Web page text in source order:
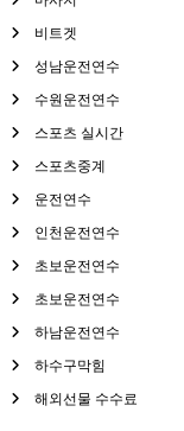
비트겟
성남운전연수
수원운전연수
스포츠 실시간
스포츠중계
운전연수
인천운전연수
초보운전연수
초보운전연수
하남운전연수
하수구막힘
해외선물 수수료